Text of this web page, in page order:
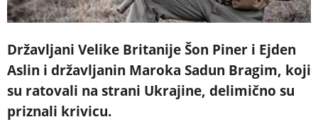
Državljani Velike Britanije Šon Piner i Ejden
Aslin i državljanin Maroka Sadun Bragim, koji
su ratovali na strani Ukrajine, delimično su
priznali krivicu.